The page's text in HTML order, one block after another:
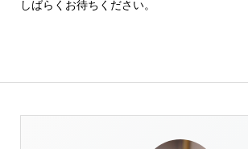
しばらくお待ちください。